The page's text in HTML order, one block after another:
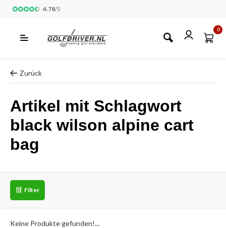
4.78/5
0
Zurück
Artikel mit Schlagwort
black wilson alpine cart
bag
Filter
Keine Produkte gefunden!...